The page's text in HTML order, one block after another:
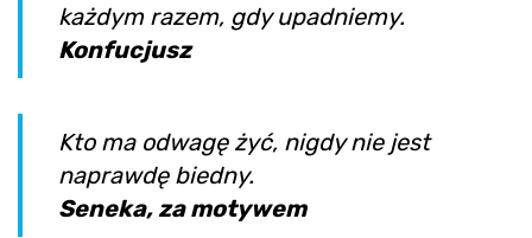
każdym razem, gdy upadniemy.
Konfucjusz
Kto ma odwagę żyć, nigdy nie jest
naprawdę biedny.
Seneka, za motywem